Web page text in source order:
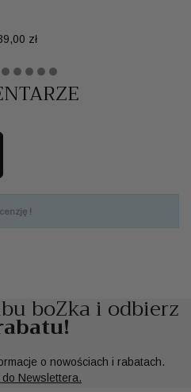
zł
!
boZka i odbierz
o nowościach i rabatach.
Newslettera.